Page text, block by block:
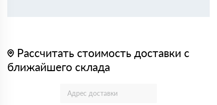
Рассчитать стоимость доставки с
ближайшего склада